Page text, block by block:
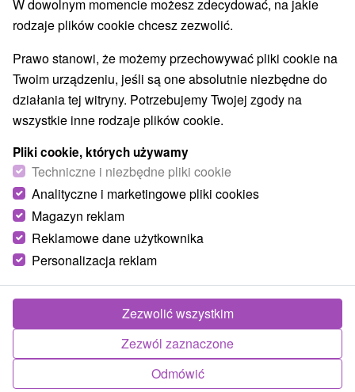
Hotel Sojka★★★Malatiny - Liptów
(56 recenzji)
Hotel Relax Sojka ***, położony w cichej i przyjemnej
okolicy Liptowa, składa się z kilku oddzielnych budynków
W dowolnym momencie możesz zdecydować, na jakie
rodzaje plików cookie chcesz zezwolić.
Prawo stanowi, że możemy przechowywać pliki cookie na
Twoim urządzeniu, jeśli są one absolutnie niezbędne do
działania tej witryny. Potrzebujemy Twojej zgody na
wszystkie inne rodzaje plików cookie.
Pliki cookie, których używamy
Techniczne i niezbędne pliki cookie
Analityczne i marketingowe pliki cookies
Magazyn reklam
Reklamowe dane użytkownika
Personalizacja reklam
Odmówić
Zezwól zaznaczone
Zezwolić wszystkim